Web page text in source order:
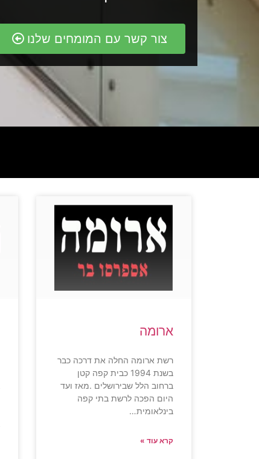
צור קשר עם המומחים שלנו
ארומה
רשת ארומה החלה את דרכה כבר
בשנת 1994 כבית קפה קטן
ברחוב הלל שבירושלים .מאז ועד
היום הפכה לרשת בתי קפה
בינלאומית…
קרא עוד »